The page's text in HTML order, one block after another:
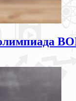
олимпиада